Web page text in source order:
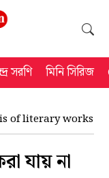
সরণি মিনি সিরিজ
of literary works of
যায় না